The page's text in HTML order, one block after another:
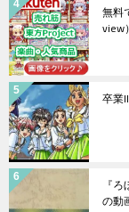
無料
view）
卒業
『
の動